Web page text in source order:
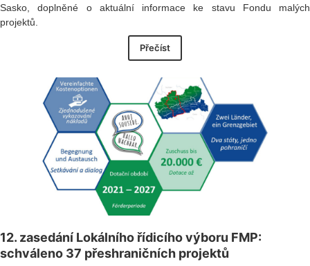
Sasko, doplněné o aktuální informace ke stavu Fondu malých
projektů.
Přečíst
12. zasedání Lokálního řídicího výboru FMP:
schváleno 37 přeshraničních projektů